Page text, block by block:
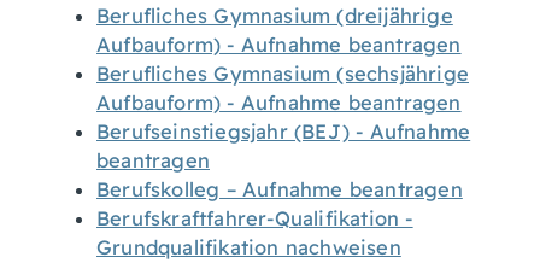
Berufliches Gymnasium (dreijährige
Aufbauform) - Aufnahme beantragen
Berufliches Gymnasium (sechsjährige
Aufbauform) - Aufnahme beantragen
Berufseinstiegsjahr (BEJ) - Aufnahme
beantragen
Berufskolleg – Aufnahme beantragen
Berufskraftfahrer-Qualifikation -
Grundqualifikation nachweisen